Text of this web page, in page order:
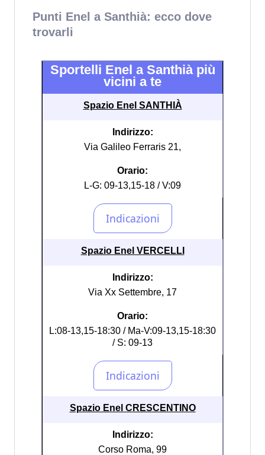
Punti Enel a Santhià: ecco dove
trovarli
Sportelli Enel a Santhià più
vicini a te
Spazio Enel SANTHIÀ
Indirizzo:
Via Galileo Ferraris 21,
Orario:
L-G: 09-13,15-18 / V:09
Spazio Enel VERCELLI
Indirizzo:
Via Xx Settembre, 17
Orario:
L:08-13,15-18:30 / Ma-V:09-13,15-18:30
/ S: 09-13
Spazio Enel CRESCENTINO
Indirizzo:
Corso Roma, 99